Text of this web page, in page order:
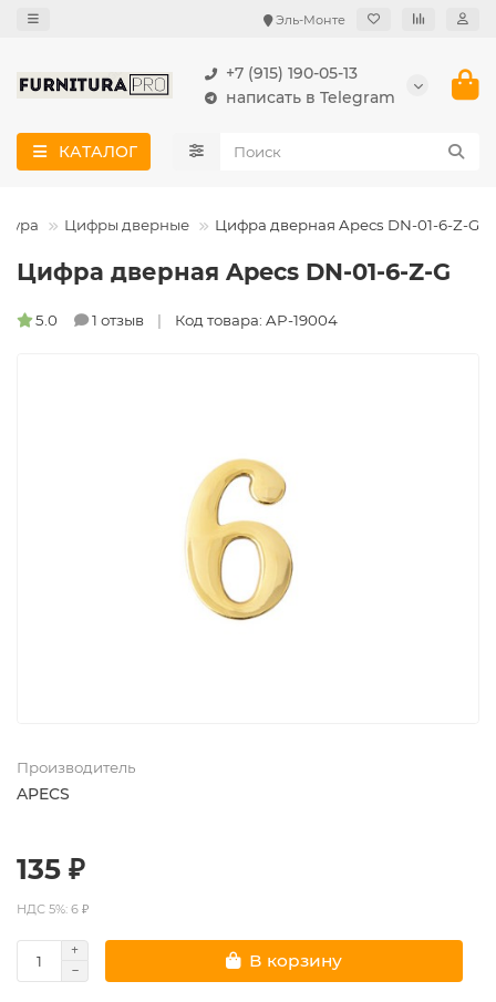
Эль-Монте
+7 (915) 190-05-13
написать в Telegram
КАТАЛОГ
Цифры дверные Цифра дверная Apecs DN-01-6-Z-G
Цифра дверная Apecs DN-01-6-Z-G
5.0 1 отзыв Код товара: AP-19004
Производитель
APECS
135 ₽
НДС 5%: 6 ₽
В корзину